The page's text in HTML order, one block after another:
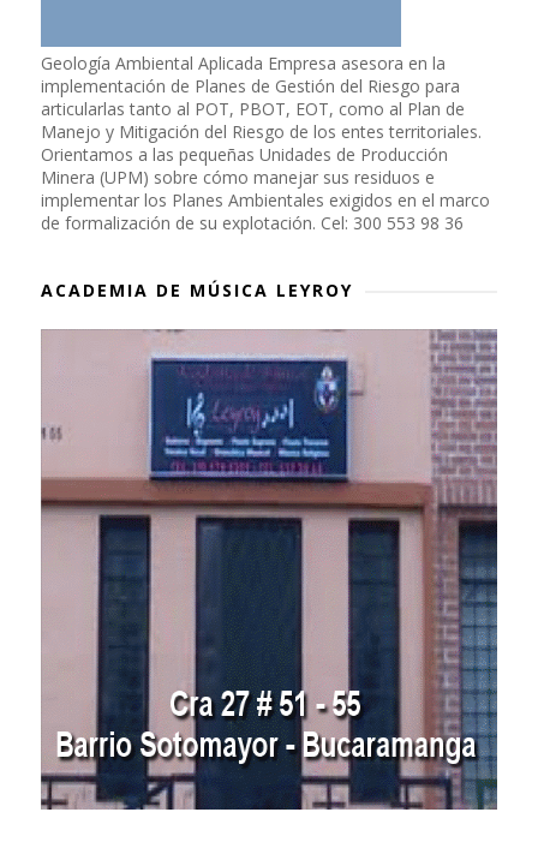
Geología Ambiental Aplicada Empresa asesora en la
implementación de Planes de Gestión del Riesgo para
articularlas tanto al POT, PBOT, EOT, como al Plan de
Manejo y Mitigación del Riesgo de los entes territoriales.
Orientamos a las pequeñas Unidades de Producción
Minera (UPM) sobre cómo manejar sus residuos e
implementar los Planes Ambientales exigidos en el marco
de formalización de su explotación. Cel: 300 553 98 36
ACADEMIA DE MÚSICA LEYROY